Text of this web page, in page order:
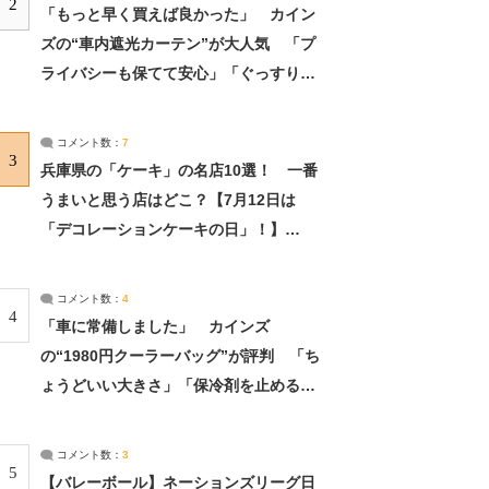
2
「もっと早く買えば良かった」 カイン
ズの“車内遮光カーテン”が大人気 「プ
ライバシーも保てて安心」「ぐっすり眠
3
コメント数： 7
兵庫県の「ケーキ」の名店10選！ 一番
うまいと思う店はどこ？【7月12日は
「デコレーションケーキの日」！】
4
コメント数： 4
「車に常備しました」 カインズ
の“1980円クーラーバッグ”が評判 「ち
ょうどいい大きさ」「保冷剤を止めるベ
5
コメント数： 3
【バレーボール】ネーションズリーグ日